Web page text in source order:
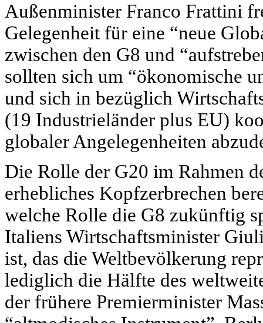
Außenminister Franco Frattini
Gelegenheit für eine “neue
zwischen den G8 und
sollten sich um “ökonomische
und sich in bezüglich
(19 Industrieländer plus EU)
globaler Angelegenheiten
Die Rolle der G20 im Rahmen
erhebliches Kopfzerbrechen
welche Rolle die G8 zukünftig
Italiens Wirtschaftsminister
ist, das die Weltbevölkerung
lediglich die Hälfte des
der frühere Premierminister